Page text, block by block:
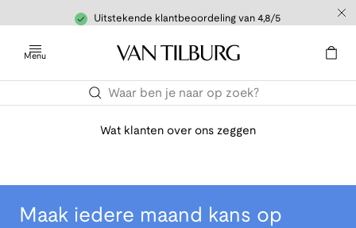
Uitstekende klantbeoordeling van 4,8/5
Menu
Wat klanten over ons zeggen
Maak iedere maand kans op